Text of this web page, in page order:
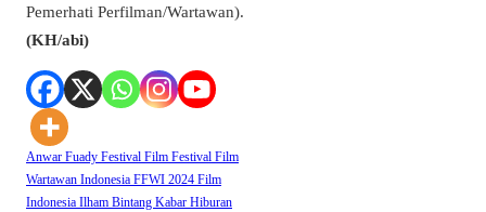
Pemerhati Perfilman/Wartawan).
(KH/abi)
Anwar Fuady Festival Film Festival Film
Wartawan Indonesia FFWI 2024 Film
Indonesia Ilham Bintang Kabar Hiburan